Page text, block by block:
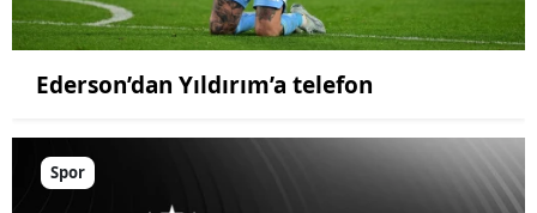
Ederson’dan Yıldırım’a telefon
Spor